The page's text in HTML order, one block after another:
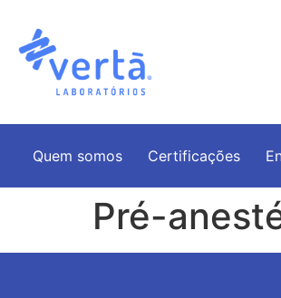
Quem somos Certificações
Pré-